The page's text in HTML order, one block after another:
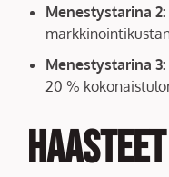
Menestystarina
Menestystarina
20 %